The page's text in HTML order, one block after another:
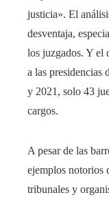
justicia». El
desventaja,
los juzgados. Y el
a las presidencias
y 2021, solo 43
cargos.
A pesar de las
ejemplos notorios
tribunales y